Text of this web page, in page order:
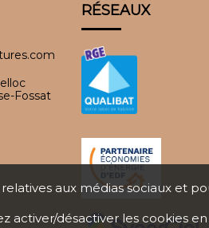
Fossat
RÉSEAUX
aux médias sociaux et
activer/désactiver les cookies